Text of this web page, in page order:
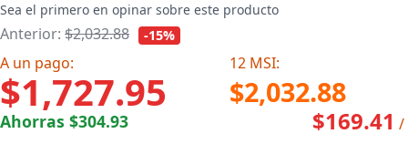
Sea el primero en opinar sobre este producto
Anterior: $2,032.88 -15%
A un pago: 12 MSI:
$1,727.95 $2,032.88
Ahorras $304.93 $169.41 /